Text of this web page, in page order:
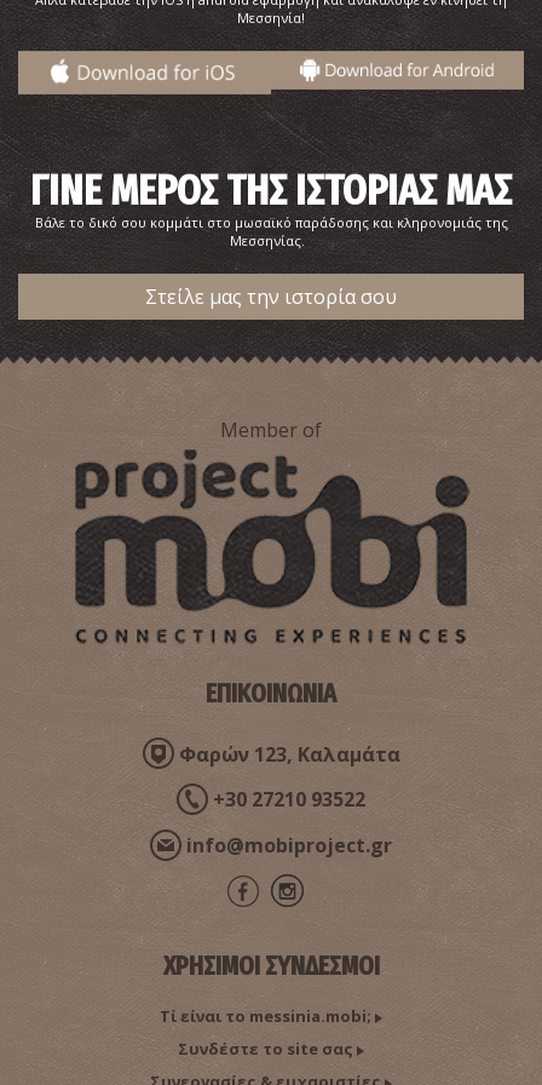
Μεσσηνία!
ΓΙΝΕ ΜΕΡΟΣ ΤΗΣ ΙΣΤΟΡΙΑΣ ΜΑΣ
Βάλε το δικό σου κομμάτι στο μωσαϊκό παράδοσης και κληρονομιάς της
Μεσσηνίας.
Στείλε μας την ιστορία σου
Member of
ΕΠΙΚΟΙΝΩΝΙΑ
Φαρών 123, Καλαμάτα
+30 27210 93522
info@mobiproject.gr
ΧΡΗΣΙΜΟΙ ΣΥΝΔΕΣΜΟΙ
Τί είναι το messinia.mobi;
Συνδέστε το site σας